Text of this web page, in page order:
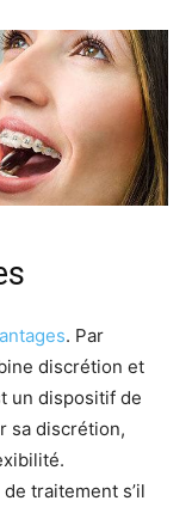
. Par
discrétion et
un dispositif de
sa discrétion,
traitement s’il